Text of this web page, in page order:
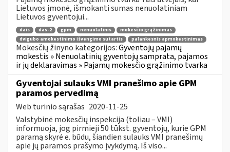
Lietuvos įmonė, išmokanti sumas nenuolatiniam
Lietuvos gyventojui...
dais das-2 gpm nenuolatinis
mokesčio grąžinimas
dvigubo amokestinimo išvengimo sutartis
palankesnis apmokestinimas
Mokesčių žinyno kategorijos:Gyventojų pajamų
mokestis » Nenuolatinių gyventojų samprata, pajamos
ir jų deklaravimas » Pajamų mokesčio grąžinimo tvarka
Gyventojai sulauks VMI pranešimo apie GPM
paramos pervedimą
Web turinio sąrašas 2020-11-25
Valstybinė mokesčių inspekcija (toliau – VMI)
informuoja, jog pirmieji 50 tūkst. gyventojų, kurie GPM
paramą skyrė e. būdu, šiandien sulauks VMI pranešimų
apie jų paramos prašymo įvykdymą. Iš viso...